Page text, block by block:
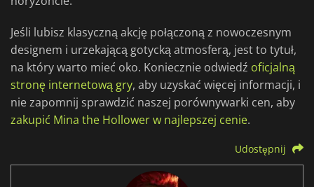
Jeśli lubisz klasyczną akcję połączoną z nowoczesnym
designem i urzekającą gotycką atmosferą, jest to tytuł,
na który warto mieć oko. Koniecznie odwiedź oficjalną
stronę internetową gry, aby uzyskać więcej informacji, i
nie zapomnij sprawdzić naszej porównywarki cen, aby
zakupić Mina the Hollower w najlepszej cenie.
Udostępnij